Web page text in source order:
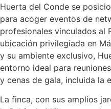
Huerta del Conde se
para acoger eventos de
profesionales vinculados al
ubicación privilegiada en
y su ambiente exclusivo,
entorno ideal para
y cenas de gala, incluida la
La finca, con sus amplios